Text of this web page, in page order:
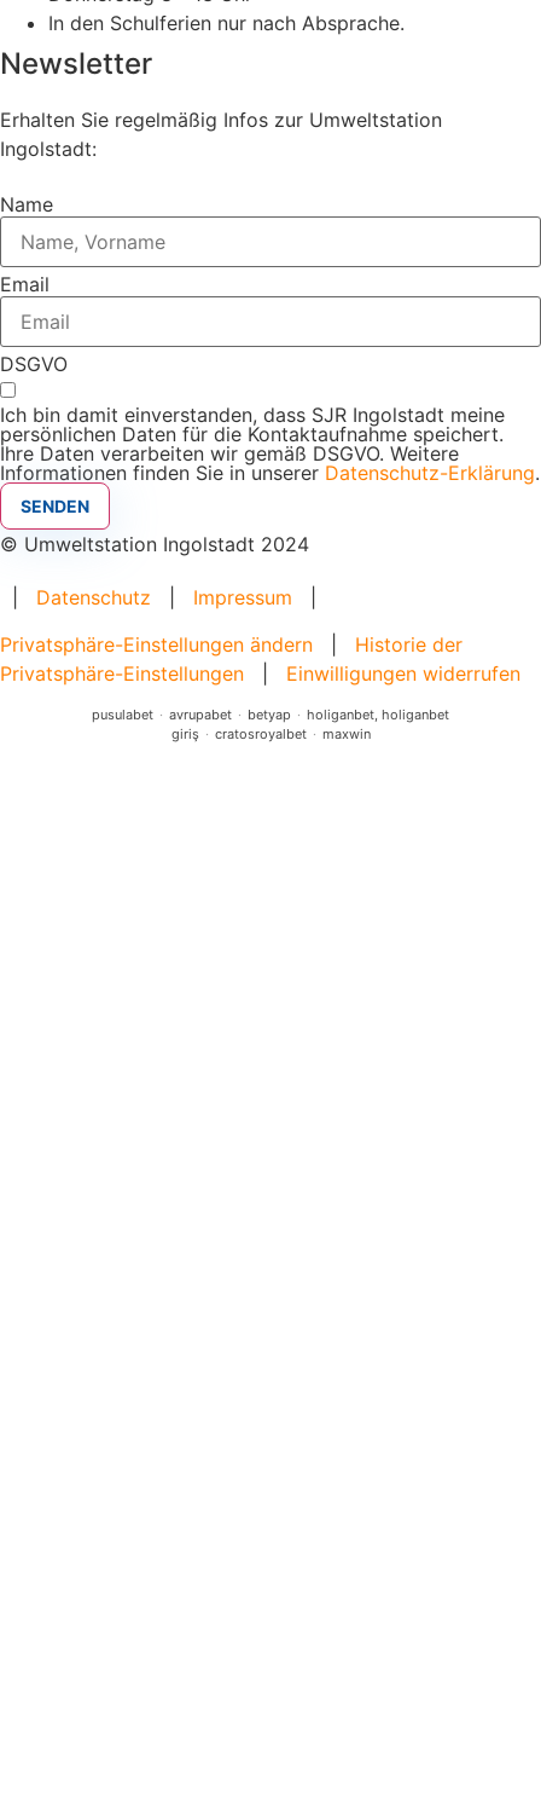
In den Schulferien nur nach Absprache.
Newsletter
Erhalten Sie regelmäßig Infos zur Umweltstation
Ingolstadt:
Name
Email
DSGVO
Ich bin damit einverstanden, dass SJR Ingolstadt meine
persönlichen Daten für die Kontaktaufnahme speichert.
Ihre Daten verarbeiten wir gemäß DSGVO. Weitere
Informationen finden Sie in unserer Datenschutz-Erklärung.
SENDEN
© Umweltstation Ingolstadt 2024
Datenschutz Impressum
Privatsphäre-Einstellungen ändern
Historie der
Privatsphäre-Einstellungen
Einwilligungen widerrufen
pusulabet · avrupabet · betyap · holiganbet, holiganbet
giriş · cratosroyalbet · maxwin